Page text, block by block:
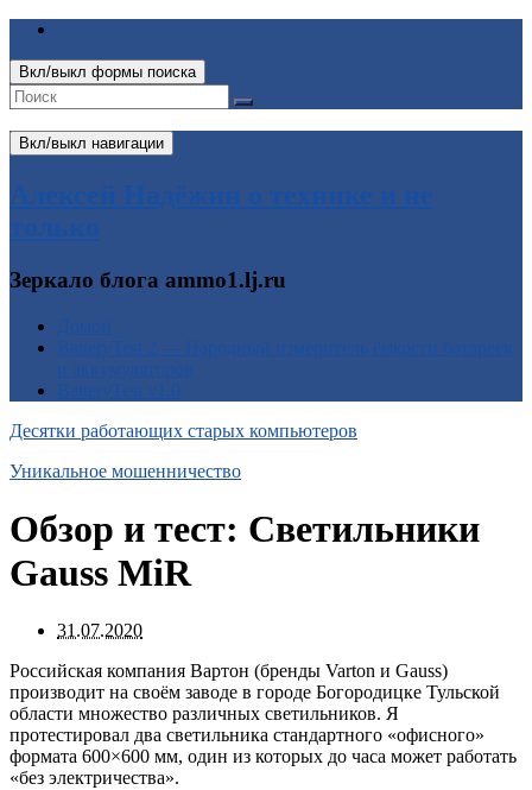
Вкл/выкл формы поиска
Вкл/выкл навигации
Алексей Надёжин о технике и не
только
Зеркало блога ammo1.lj.ru
Десятки работающих старых компьютеров
Уникальное мошенничество
Обзор и тест: Светильники
Gauss MiR
31.07.2020
Российская компания Вартон (бренды Varton и Gauss)
производит на своём заводе в городе Богородицке Тульской
области множество различных светильников. Я
протестировал два светильника стандартного «офисного»
формата 600×600 мм, один из которых до часа может работать
«без электричества».